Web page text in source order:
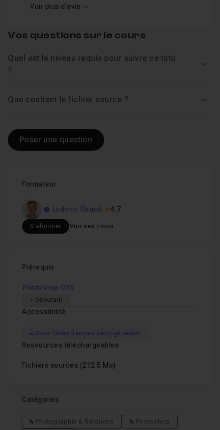
Voir plus d'avis
Formateur
Ludovic Giraud 4,7
S'abonner Voir ses cours
Prérequis
Photoshop CS5
Débutant
Accessibilité
Sous-titres français (autogénérés)
Ressources téléchargeables
Fichiers sources (212.5 Mo)
Catégories
Photographie & Retouche
Photoshop
Vos questions sur le cours
Quel est le niveau requis pour suivre ce tuto
?
Que contient le fichier source ?
Poser une question